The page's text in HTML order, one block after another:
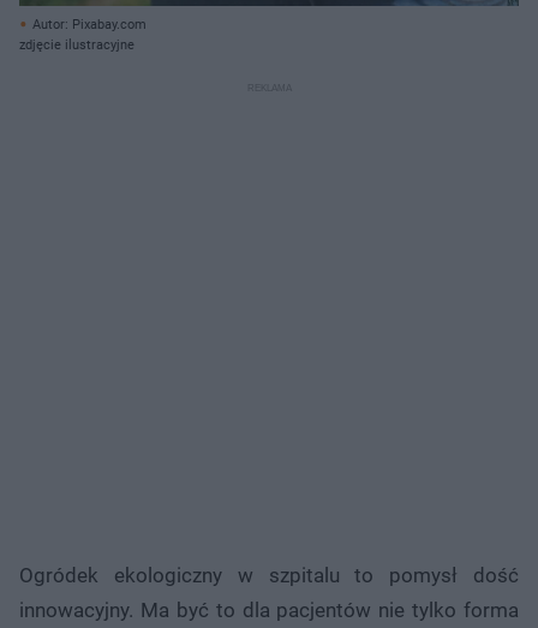
Autor: Pixabay.com
zdjęcie ilustracyjne
Ogródek ekologiczny w szpitalu to pomysł dość
innowacyjny. Ma być to dla pacjentów nie tylko forma